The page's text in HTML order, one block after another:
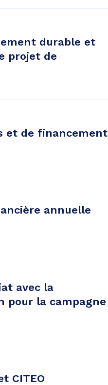
durable et
projet de
et de financement
annuelle
avec la
pour la campagne
CITEO